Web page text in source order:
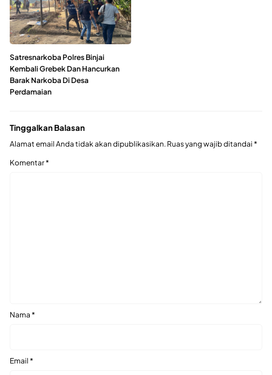
Satresnarkoba Polres Binjai
Kembali Grebek Dan Hancurkan
Barak Narkoba Di Desa
Perdamaian
Tinggalkan Balasan
Alamat email Anda tidak akan dipublikasikan. Ruas yang wajib ditandai *
Komentar*
Nama *
Email *